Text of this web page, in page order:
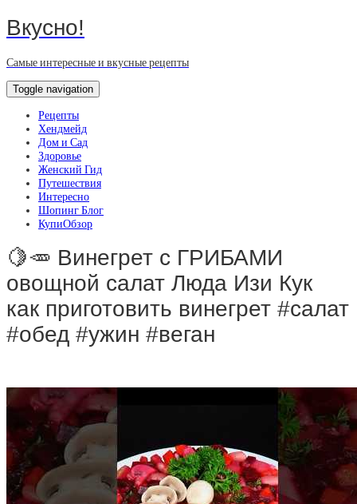
Вкусно!
Самые интересные и вкусные рецепты
Toggle navigation
Рецепты
Хендмейд
Дом и Сад
Здоровье
Женский Гид
Путешествия
Интересно
Шопинг Блог
КупиОбзор
🍋🥕 Винегрет с ГРИБАМИ
овощной салат Люда Изи Кук
как приготовить винегрет #салат
#обед #ужин #веган